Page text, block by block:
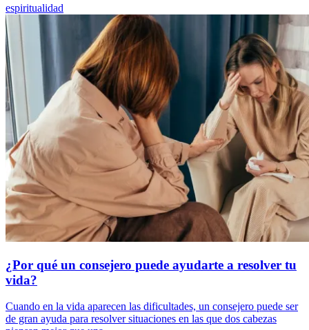
espiritualidad
¿Por qué un consejero puede ayudarte a resolver tu
vida?
Cuando en la vida aparecen las dificultades, un consejero puede ser
de gran ayuda para resolver situaciones en las que dos cabezas